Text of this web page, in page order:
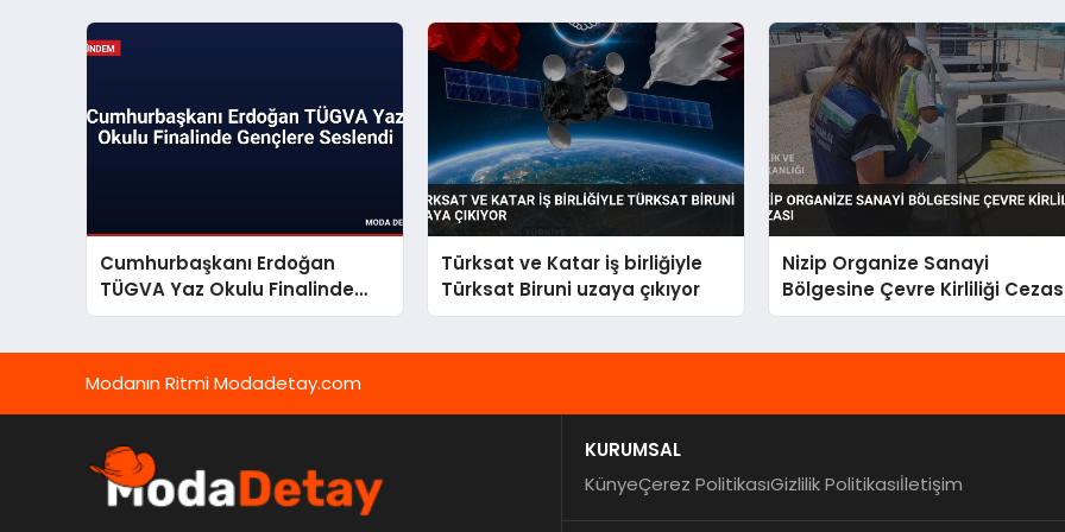
Cumhurbaşkanı Erdoğan
TÜGVA Yaz Okulu Finalinde
Gençlere Seslendi
Türksat ve Katar iş birliğiyle
Türksat Biruni uzaya çıkıyor
Nizip Organize Sanayi
Bölgesine Çevre Kirliliği
Modanın Ritmi Modadetay.com
KURUMSAL
KünyeÇerez PolitikasıGizlilik Politikasıİletişim